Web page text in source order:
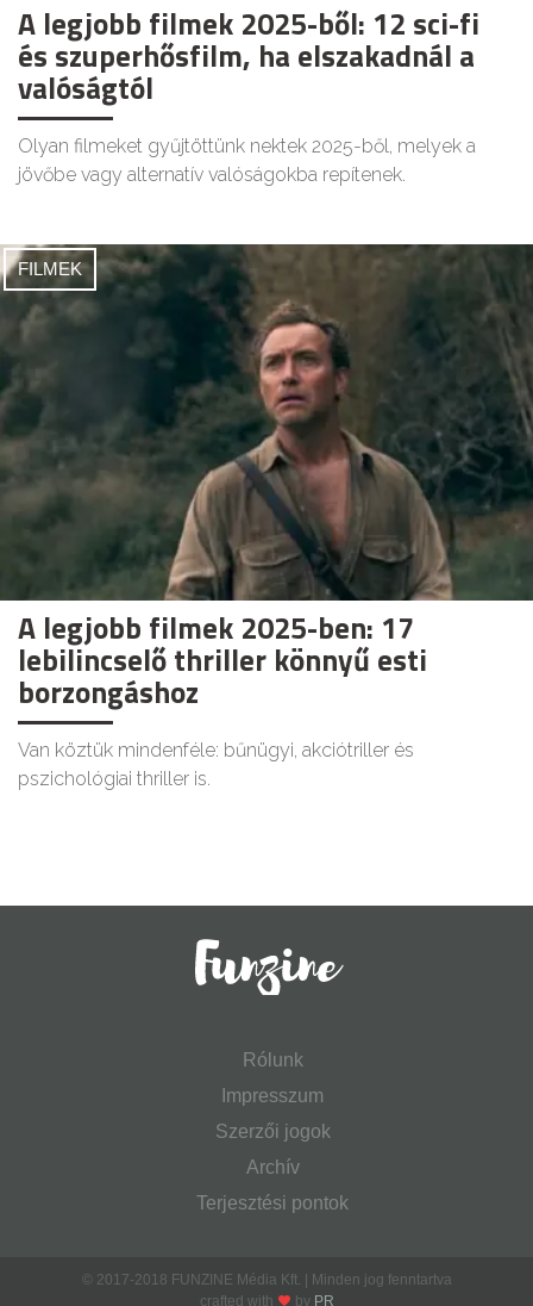
A legjobb filmek 2025-ből: 12 sci-fi
és szuperhősfilm, ha elszakadnál a
valóságtól
Olyan filmeket gyűjtöttünk nektek 2025-ből, melyek a
jövőbe vagy alternatív valóságokba repítenek.
FILMEK
A legjobb filmek 2025-ben: 17
lebilincselő thriller könnyű esti
borzongáshoz
Van köztük mindenféle: bűnügyi, akciótriller és
pszichológiai thriller is.
Rólunk
Impresszum
Szerzői jogok
Archív
Terjesztési pontok
© 2017-2018 FUNZINE Média Kft. | Minden jog fenntartva
crafted with
by PR